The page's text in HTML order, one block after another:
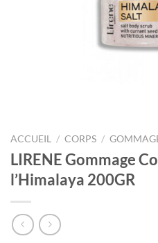
ACCUEIL / CORPS /
LIRENE Gommage
l’Himalaya 200GR